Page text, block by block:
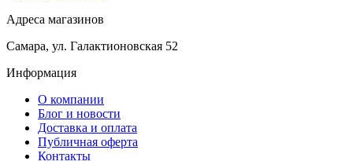
Адреса магазинов
Самара, ул. Галактионовская 52
Информация
О компании
Блог и новости
Доставка и оплата
Публичная оферта
Контакты